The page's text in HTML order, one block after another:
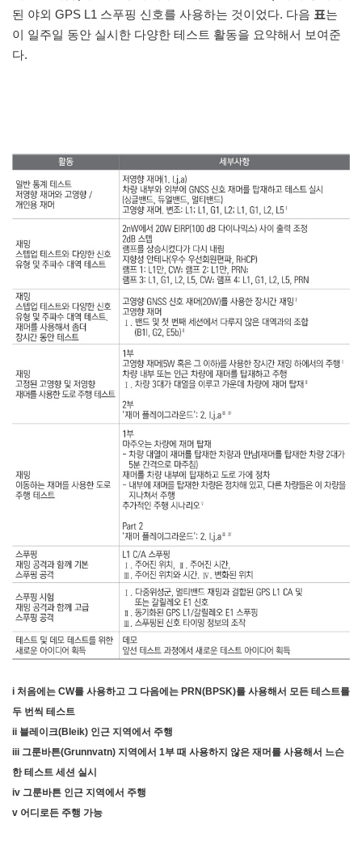
된 야외 GPS L1 스푸핑 신호를 사용하는 것이었다. 다음 표는
이 일주일 동안 실시한 다양한 테스트 활동을 요약해서 보여준
다.
i 처음에는 CW를 사용하고 그 다음에는 PRN(BPSK)를 사용해서 모든 테스트를
두 번씩 테스트
ii 블레이크(Bleik) 인근 지역에서 주행
iii 그룬바튼(Grunnvatn) 지역에서 1부 때 사용하지 않은 재머를 사용해서 느슨
한 테스트 세션 실시
iv 그룬바튼 인근 지역에서 주행
v 어디로든 주행 가능